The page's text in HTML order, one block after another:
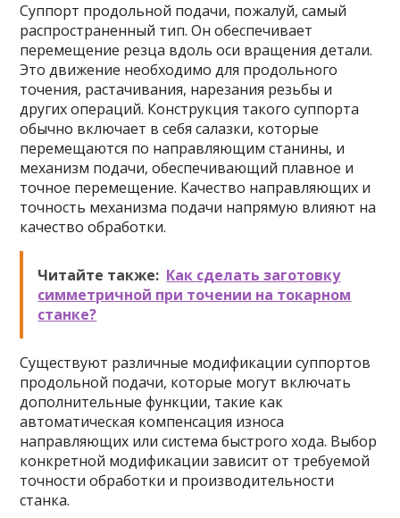
Суппорт продольной подачи, пожалуй, самый
распространенный тип. Он обеспечивает
перемещение резца вдоль оси вращения детали.
Это движение необходимо для продольного
точения, растачивания, нарезания резьбы и
других операций. Конструкция такого суппорта
обычно включает в себя салазки, которые
перемещаются по направляющим станины, и
механизм подачи, обеспечивающий плавное и
точное перемещение. Качество направляющих и
точность механизма подачи напрямую влияют на
качество обработки.
Читайте также: Как сделать заготовку
симметричной при точении на токарном
станке?
Существуют различные модификации суппортов
продольной подачи, которые могут включать
дополнительные функции, такие как
автоматическая компенсация износа
направляющих или система быстрого хода. Выбор
конкретной модификации зависит от требуемой
точности обработки и производительности
станка.